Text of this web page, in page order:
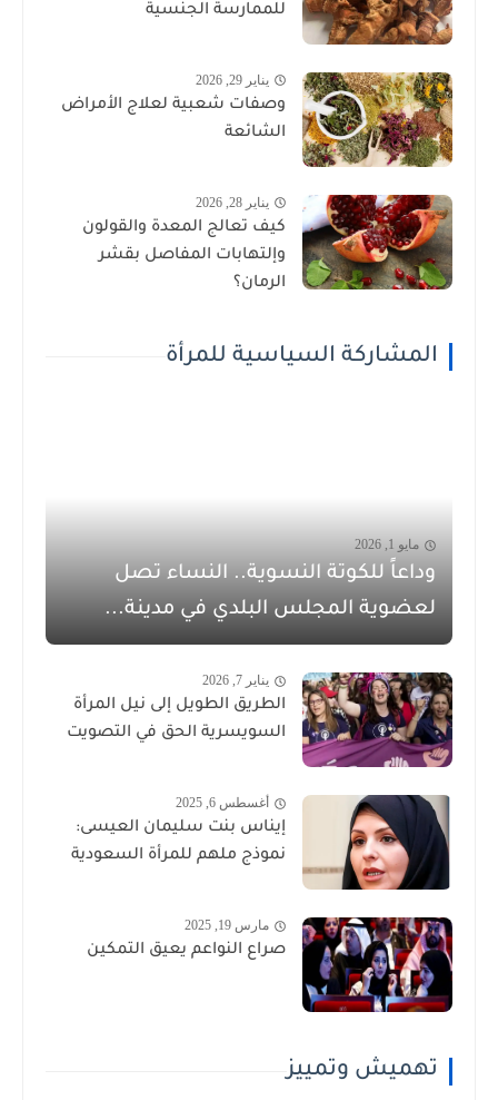
للممارسة الجنسية
يناير 29, 2026
وصفات شعبية لعلاج الأمراض
الشائعة
يناير 28, 2026
كيف تعالج المعدة والقولون
وإلتهابات المفاصل بقشر
الرمان؟
المشاركة السياسية للمرأة
مايو 1, 2026
وداعاً للكوتة النسوية.. النساء تصل
لعضوية المجلس البلدي في مدينة...
يناير 7, 2026
الطريق الطويل إلى نيل المرأة
السويسرية الحق في التصويت
أغسطس 6, 2025
إيناس بنت سليمان العيسى:
نموذج ملهم للمرأة السعودية
مارس 19, 2025
صراع النواعم يعيق التمكين
تهميش وتمييز